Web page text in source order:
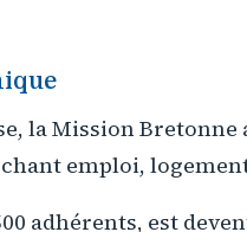
la Mission
emploi,
adhérents, est